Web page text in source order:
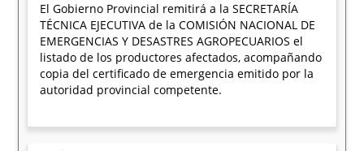
El Gobierno Provincial remitirá a la SECRETARÍA
TÉCNICA EJECUTIVA de la COMISIÓN NACIONAL DE
EMERGENCIAS Y DESASTRES AGROPECUARIOS el
listado de los productores afectados, acompañando
copia del certificado de emergencia emitido por la
autoridad provincial competente.